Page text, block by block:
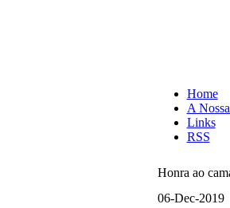
Home
A
Links
RSS
Honra ao
06-Dec-2019